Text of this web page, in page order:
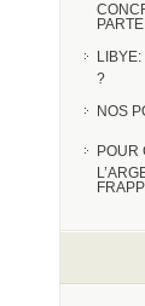
?
NOS
POUR